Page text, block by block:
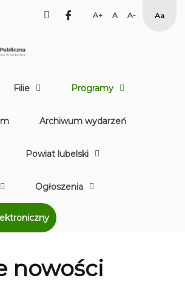
facebook
Set Set
Smaller
High
Filie Programy
Archiwum wydarzeń
Powiat lubelski
Ogłoszenia
nowości